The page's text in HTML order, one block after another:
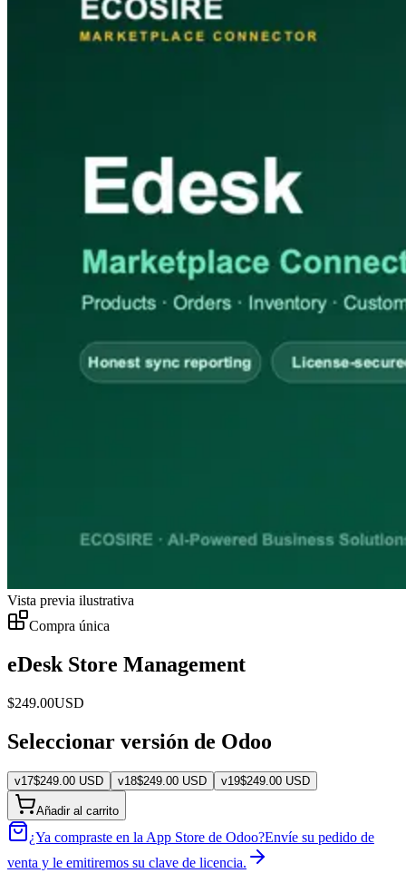
Vista previa ilustrativa
Compra única
eDesk Store Management
$249.00USD
Seleccionar versión de Odoo
v17$249.00 USD v18$249.00 USD v19$249.00 USD
Añadir al carrito
¿Ya compraste en la App Store de Odoo?Envíe su pedido de
venta y le emitiremos su clave de licencia.